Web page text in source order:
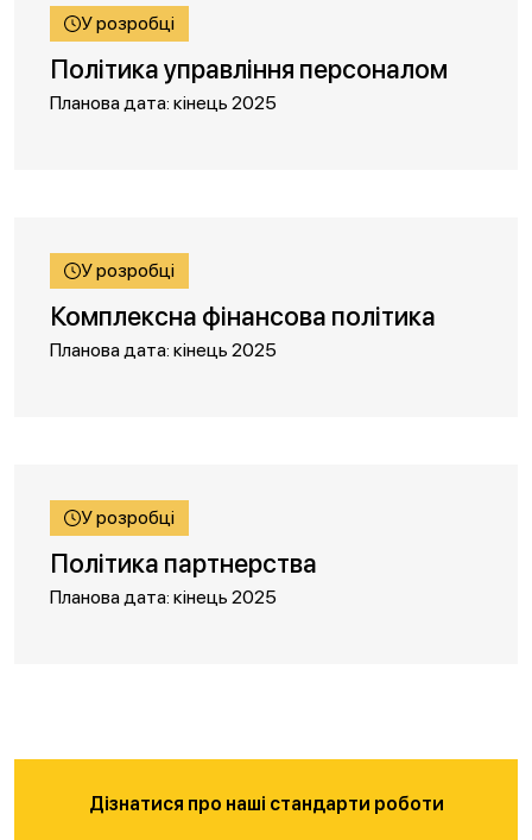
У розробці
Політика управління персоналом
Планова дата: кінець 2025
У розробці
Комплексна фінансова політика
Планова дата: кінець 2025
У розробці
Політика партнерства
Планова дата: кінець 2025
Дізнатися про наші стандарти роботи